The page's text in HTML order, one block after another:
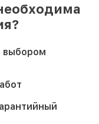
выбором